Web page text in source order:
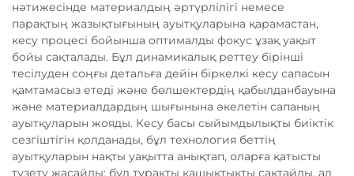
нәтижесінде материалдың әртүрлілігі немесе
парақтың жазықтығының ауытқуларына қарамастан,
кесу процесі бойынша оптималды фокус ұзақ уақыт
бойы сақталады. Бұл динамикалық реттеу бірінші
тесілуден соңғы детальға дейін біркелкі кесу сапасын
қамтамасыз етеді және бөлшектердің қабылданбауына
және материалдардың шығынына әкелетін сапаның
ауытқуларын жояды. Кесу басы сыйымдылықты биіктік
сезгіштігін қолданады, бұл технология беттің
ауытқуларын нақты уақытта анықтап, оларға қатысты
түзету жасайды; бұл тұрақты қашықтықты сақтайды, ал